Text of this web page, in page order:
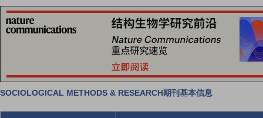
SOCIOLOGICAL METHODS & RESEARCH期刊基本信息